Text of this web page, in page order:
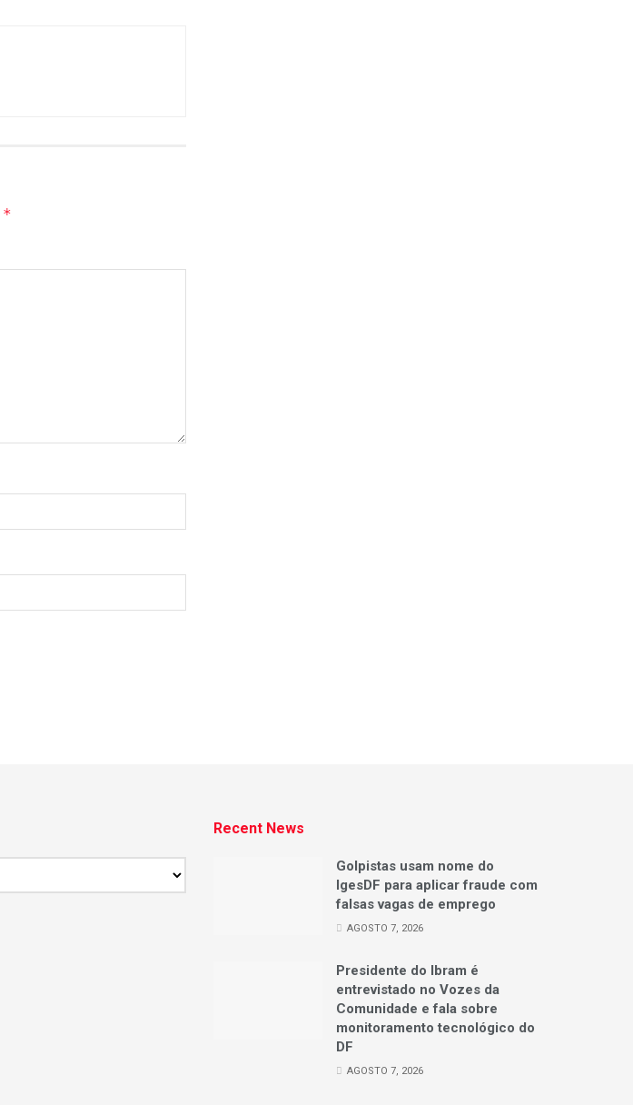
*
Recent News
Golpistas usam nome do
IgesDF para aplicar fraude com
falsas vagas de emprego
AGOSTO 7, 2026
Presidente do Ibram é
entrevistado no Vozes da
Comunidade e fala sobre
monitoramento tecnológico do
DF
AGOSTO 7, 2026